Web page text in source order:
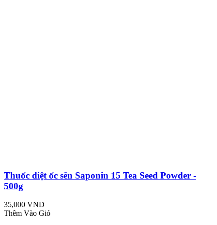
Thuốc diệt ốc sên Saponin 15 Tea Seed Powder -
500g
35,000 VND
Thêm Vào Giỏ